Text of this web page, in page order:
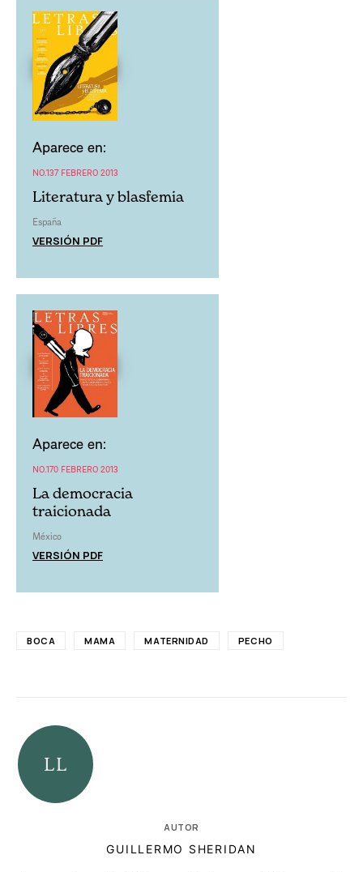
Aparece en:
NO.137 FEBRERO 2013
Literatura y blasfemia
España
VERSIÓN PDF
Aparece en:
NO.170 FEBRERO 2013
La democracia
traicionada
México
VERSIÓN PDF
BOCA MAMA MATERNIDAD PECHO
AUTOR
GUILLERMO SHERIDAN